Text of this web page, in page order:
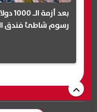
بعد
رسوم شاطئ فندق